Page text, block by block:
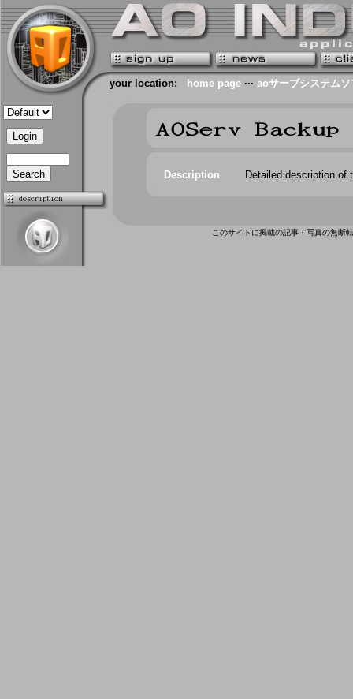
your location: home page ··· aoサーブシステム
Description Detailed description of
このサイトに掲載の記事・写真の無断